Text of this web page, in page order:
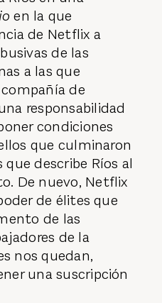
en la que
de Netflix a
de las
a las que
de
responsabilidad
condiciones
que culminaron
describe Ríos al
De nuevo, Netflix
de élites que
de las
de la
nos quedan,
una suscripción